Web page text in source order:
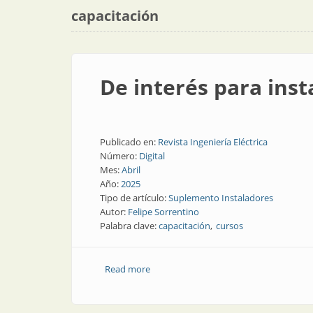
capacitación
De interés para
Publicado en: Revista Ingeniería Eléctrica
Número: Digital
Mes:Abril
Año:2025
Tipo de artículo:Suplemento Instaladores
Autor: Felipe Sorrentino
Palabra clave:capacitación cursos
Read moreabout De interés para instaladores